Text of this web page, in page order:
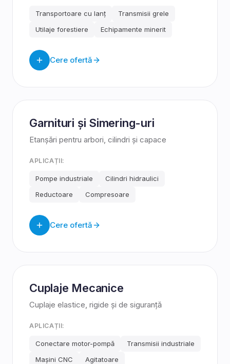
Transportoare cu lanț
Transmisii grele
Utilaje forestiere
Echipamente minerit
Cere ofertă
Garnituri și Simering-uri
Etanșări pentru arbori, cilindri și capace
APLICAȚII:
Pompe industriale
Cilindri hidraulici
Reductoare
Compresoare
Cere ofertă
Cuplaje Mecanice
Cuplaje elastice, rigide și de siguranță
APLICAȚII:
Conectare motor-pompă
Transmisii industriale
Mașini CNC
Agitatoare